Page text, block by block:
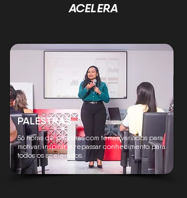
ACELERA
PALESTRAS
56 horas de palestras com temas variados para
motivar, inspirar e repassar conhecimento para
todos os acelerados.